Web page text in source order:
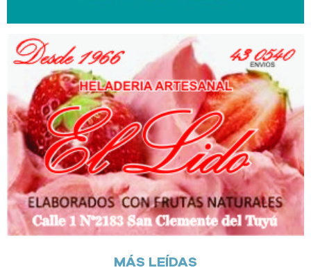
MÁS LEÍDAS